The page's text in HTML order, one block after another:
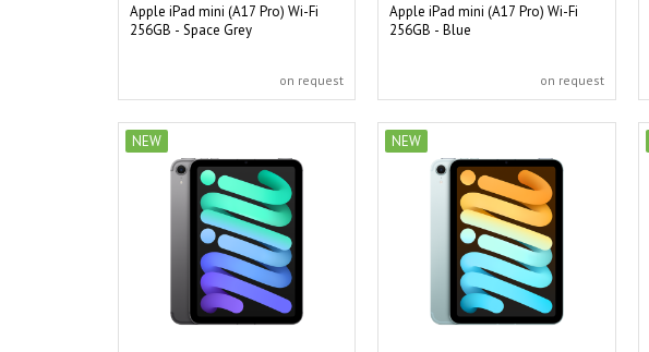
Apple iPad mini (A17 Pro) Wi-Fi
256GB - Space Grey
on request
Apple iPad mini (A17 Pro) Wi-Fi
256GB - Blue
on request
NEW NEW